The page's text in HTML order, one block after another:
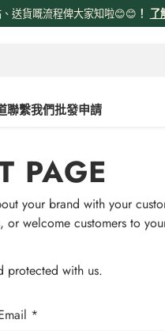
送貨嘅流程俾大家知啦😊😊 ！ 了
聯繫我們批發申請
PAGE
your brand with your
or welcome customers to
protected with us.
*